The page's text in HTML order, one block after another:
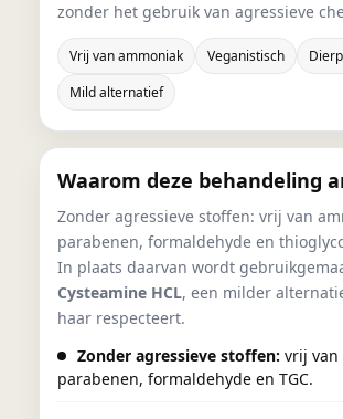
zonder het gebruik van agressieve
Vrij van ammoniak Veganistisch
Mild alternatief
Waarom deze behandeling
Zonder agressieve stoffen: vrij van
parabenen, formaldehyde en
In plaats daarvan wordt
Cysteamine HCL, een milder
haar respecteert.
Zonder agressieve stoffen: vrij van
parabenen, formaldehyde en TGC.